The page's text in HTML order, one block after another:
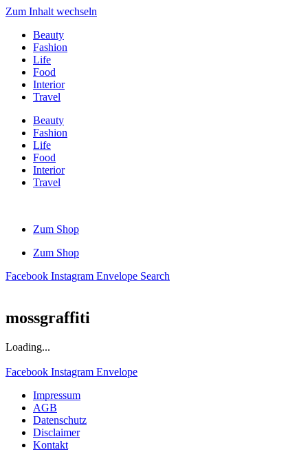
Zum Inhalt wechseln
Beauty
Fashion
Life
Food
Interior
Travel
Beauty
Fashion
Life
Food
Interior
Travel
Zum Shop
Zum Shop
Facebook Instagram Envelope Search
mossgraffiti
Loading...
Facebook Instagram Envelope
Impressum
AGB
Datenschutz
Disclaimer
Kontakt